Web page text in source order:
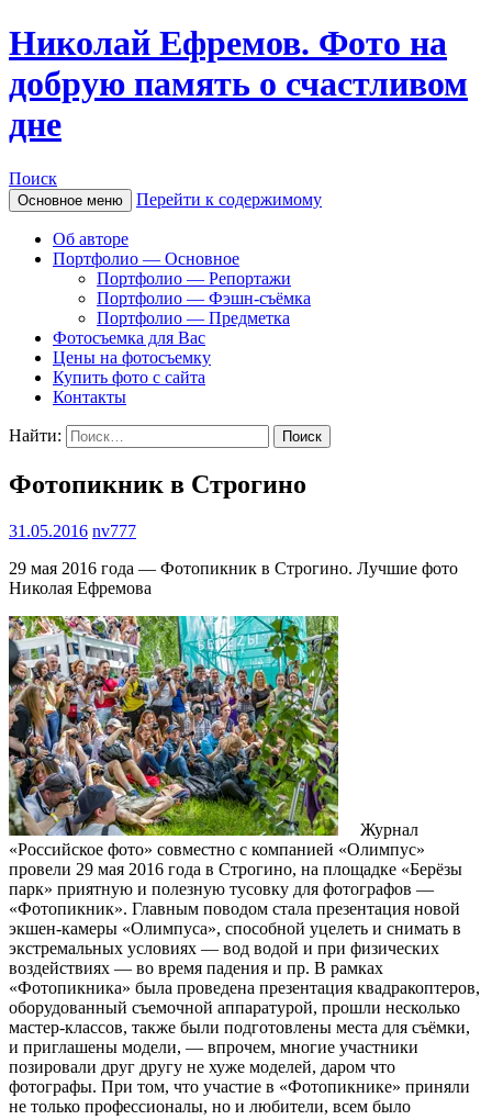
Николай Ефремов. Фото на
добрую память о счастливом
дне
Поиск
Основное меню Перейти к содержимому
Об авторе
Портфолио — Основное
Портфолио — Репортажи
Портфолио — Фэшн-съёмка
Портфолио — Предметка
Фотосъемка для Вас
Цены на фотосъемку
Купить фото с сайта
Контакты
Найти:
Фотопикник в Строгино
31.05.2016 nv777
29 мая 2016 года — Фотопикник в Строгино. Лучшие фото
Николая Ефремова
Журнал
«Российское фото» совместно с компанией «Олимпус»
провели 29 мая 2016 года в Строгино, на площадке «Берёзы
парк» приятную и полезную тусовку для фотографов —
«Фотопикник». Главным поводом стала презентация новой
экшен-камеры «Олимпуса», способной уцелеть и снимать в
экстремальных условиях — вод водой и при физических
воздействиях — во время падения и пр. В рамках
«Фотопикника» была проведена презентация квадракоптеров,
оборудованный съемочной аппаратурой, прошли несколько
мастер-классов, также были подготовлены места для съёмки,
и приглашены модели, — впрочем, многие участники
позировали друг другу не хуже моделей, даром что
фотографы. При том, что участие в «Фотопикнике» приняли
не только профессионалы, но и любители, всем было